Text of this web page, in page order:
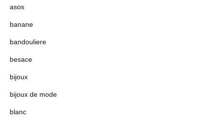
asos
banane
bandouliere
besace
bijoux
bijoux de mode
blanc